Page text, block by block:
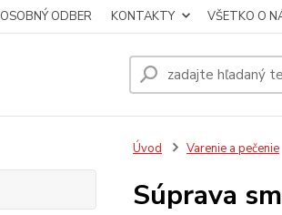
OSOBNÝ ODBER KONTAKTY VŠETKO O
Úvod Varenie a pečenie
Súprava